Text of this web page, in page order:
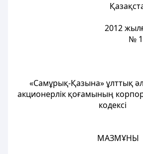
2012
№
«Самұрық-Қазына» ұлттық
акционерлік қоғамының
кодексі
МАЗМҰНЫ